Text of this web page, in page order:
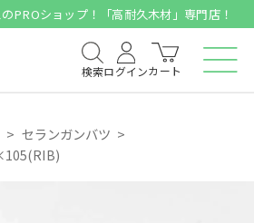
PROショップ！「高耐久木材」専門店！
検索ログインカート
セランガンバツ